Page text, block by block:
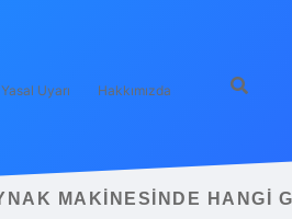
Yasal Uyarı Hakkımızda
MAKINESINDE HANGI